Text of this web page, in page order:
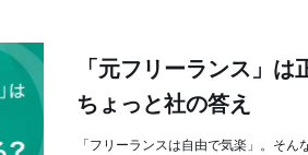
「元フリーランス」
ちょっと社の答え
「フリーランスは自由で気楽」。そ